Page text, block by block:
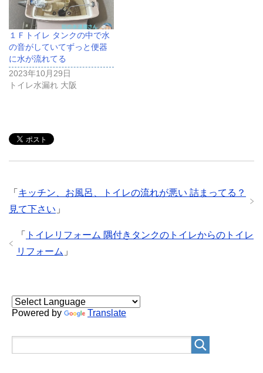
１Ｆトイレ タンクの中で水
の音がしていてずっと便器
に水が流れてる
2023年10月29日
トイレ水漏れ 大阪
「 キッチン、お風呂、トイレの流れが悪い 詰まってる？
見て下さい 」
「
トイレリフォーム 隅付きタンクのトイレからのトイレ
リフォーム 」
Powered by Translate